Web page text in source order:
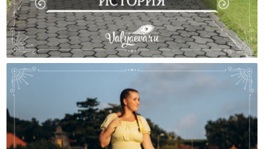
Невыдуманная История